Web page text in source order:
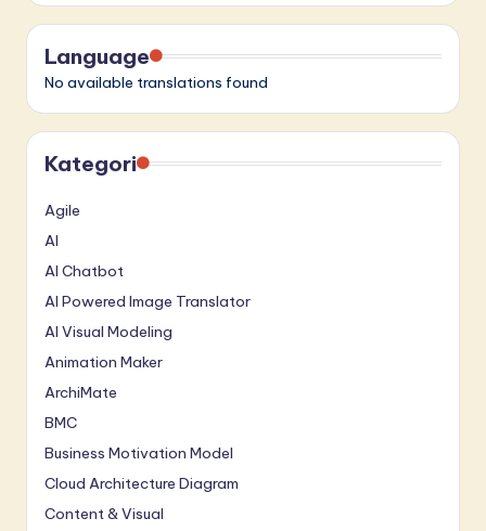
Language
No available translations found
Kategori
Agile
AI
AI Chatbot
AI Powered Image Translator
AI Visual Modeling
Animation Maker
ArchiMate
BMC
Business Motivation Model
Cloud Architecture Diagram
Content & Visual